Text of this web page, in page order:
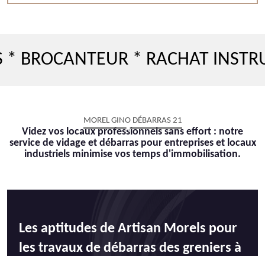
* RACHAT
MOREL GINO DÉBARRAS 21
Videz vos locaux professionnels sans effort : notre
service de vidage et débarras pour entreprises et locaux
industriels minimise vos temps d'immobilisation.
Les aptitudes de Artisan Morels pour
les travaux de débarras des greniers à